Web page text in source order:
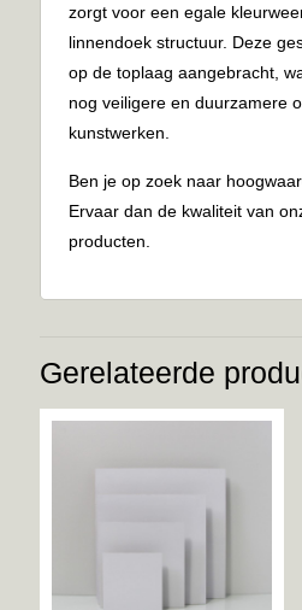
zorgt voor een egale
linnendoek structuur. Deze
op de toplaag aangebracht,
nog veiligere en duurzamere
kunstwerken.
Ben je op zoek naar
Ervaar dan de kwaliteit van
producten.
Gerelateerde